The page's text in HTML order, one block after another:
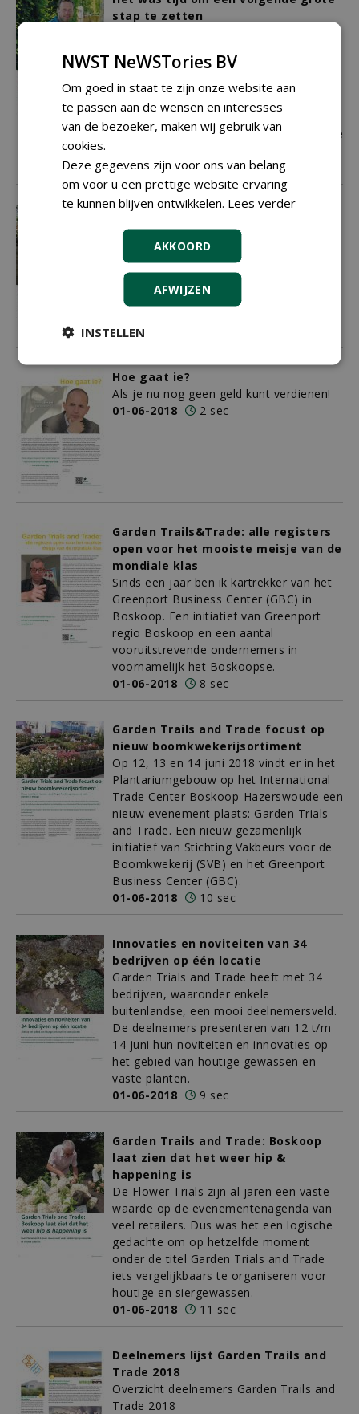
stap te zetten
begonnen. Na een boomkwekerscarrière
van ongeveer twintig jaar heeft hij de
zaken aardig voor elkaar, en zet hij in
één keer een gigastap door de overname
van een collega-bedrijf en twintig hectare
01-06-2018
11 sec
Koop Boskoopse waar
Met het concept Goodroots blazen acht
gedreven boomkwekers uit Boskoop de
afzet van traditioneel en ambachtelijk
gekweekte heesters nieuw leven in. En
dat niet alleen; ook promoten zij hun
01-06-2018
Hoe gaat ie?
Als je nu nog geen geld kunt verdienen!
01-06-2018
2 sec
Garden Trails&Trade: alle registers
open voor het mooiste meisje van de
mondiale klas
Sinds een jaar ben ik kartrekker van het
Greenport Business Center (GBC) in
Boskoop. Een initiatief van Greenport
regio Boskoop en een aantal
vooruitstrevende ondernemers in
voornamelijk het Boskoopse.
01-06-2018
8 sec
Garden Trails and Trade focust op
nieuw boomkwekerijsortiment
Op 12, 13 en 14 juni 2018 vindt er in het
Plantariumgebouw op het International
Trade Center Boskoop-Hazerswoude een
nieuw evenement plaats: Garden Trials
and Trade. Een nieuw gezamenlijk
initiatief van Stichting Vakbeurs voor de
Boomkwekerij (SVB) en het Greenport
Business Center (GBC).
01-06-2018
10 sec
Innovaties en noviteiten van 34
bedrijven op één locatie
Garden Trials and Trade heeft met 34
bedrijven, waaronder enkele
buitenlandse, een mooi deelnemersveld.
De deelnemers presenteren van 12 t/m
14 juni hun noviteiten en innovaties op
het gebied van houtige gewassen en
vaste planten.
01-06-2018
9 sec
Garden Trails and Trade: Boskoop
laat zien dat het weer hip &
happening is
De Flower Trials zijn al jaren een vaste
waarde op de evenementenagenda van
veel retailers. Dus was het een logische
gedachte om op hetzelfde moment
onder de titel Garden Trials and Trade
iets vergelijkbaars te organiseren voor
houtige en siergewassen.
01-06-2018
11 sec
Deelnemers lijst Garden Trails and
Trade 2018
Overzicht deelnemers Garden Trails and
Trade 2018
NWST NeWSTories BV
Om goed in staat te zijn onze website aan
te passen aan de wensen en interesses
van de bezoeker, maken wij gebruik van
cookies.
Deze gegevens zijn voor ons van belang
om voor u een prettige website ervaring
te kunnen blijven ontwikkelen. Lees verder
AKKOORD
AFWIJZEN
INSTELLEN